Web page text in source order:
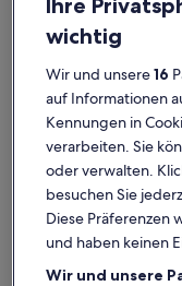
Alto Paraíso de
Wähle die perfekte
weit entfernt ist.
deinen Freunden,
Reihe toller
Und auch wenn du
wichtig
Wir und unsere16
auf Informationen
Kennungen in
verarbeiten. Sie
oder verwalten.
besuchen Sie
Diese Präferenzen
und haben keinen
Wir und unsere